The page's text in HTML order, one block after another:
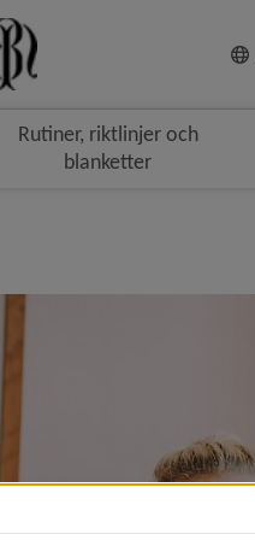
Rutiner, riktlinjer och
blanketter